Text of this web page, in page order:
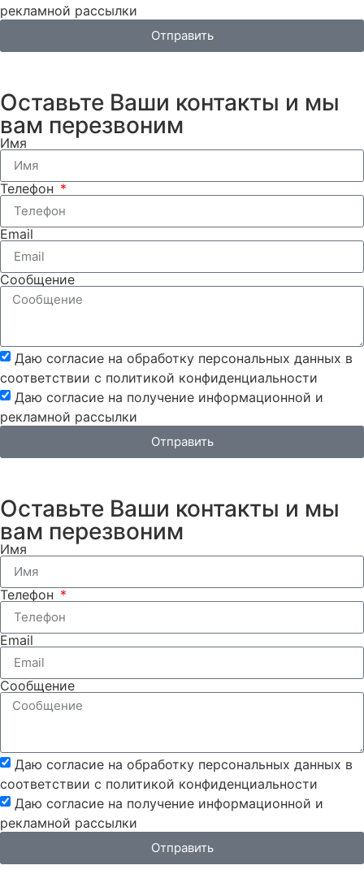
рекламной рассылки
Отправить
Оставьте Ваши контакты и мы
вам перезвоним
Имя
Телефон
Email
Сообщение
Даю согласие на обработку персональных данных в
соответствии с политикой конфиденциальности
Даю согласие на получение информационной и
рекламной рассылки
Отправить
Оставьте Ваши контакты и мы
вам перезвоним
Имя
Телефон
Email
Сообщение
Даю согласие на обработку персональных данных в
соответствии с политикой конфиденциальности
Даю согласие на получение информационной и
рекламной рассылки
Отправить